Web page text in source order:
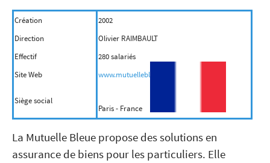
Création
2002
Direction
Olivier RAIMBAULT
Effectif
280 salariés
Site Web
www.mutuellebleue.fr
Siège social
Paris - France
La Mutuelle Bleue propose des solutions en
assurance de biens pour les particuliers. Elle